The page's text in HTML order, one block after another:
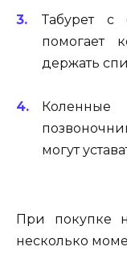
Табурет с
помогает
держать
могут
При покупке
несколько